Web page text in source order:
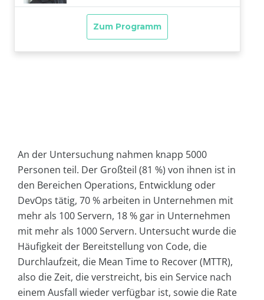
An der Untersuchung nahmen knapp 5000
Personen teil. Der Großteil (81 %) von ihnen ist in
den Bereichen Operations, Entwicklung oder
DevOps tätig, 70 % arbeiten in Unternehmen mit
mehr als 100 Servern, 18 % gar in Unternehmen
mit mehr als 1000 Servern. Untersucht wurde die
Häufigkeit der Bereitstellung von Code, die
Durchlaufzeit, die Mean Time to Recover (MTTR),
also die Zeit, die verstreicht, bis ein Service nach
einem Ausfall wieder verfügbar ist, sowie die Rate